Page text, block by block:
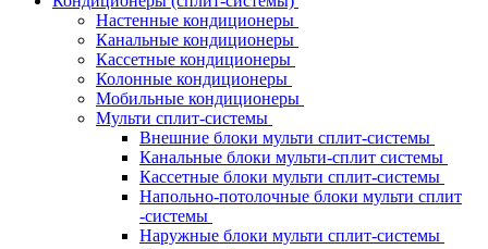
Настенные кондиционеры
Канальные кондиционеры
Кассетные кондиционеры
Колонные кондиционеры
Мобильные кондиционеры
Мульти сплит-системы
Внешние блоки мульти сплит-системы
Канальные блоки мульти-сплит системы
Кассетные блоки мульти сплит-системы
Напольно-потолочные блоки мульти сплит
-системы
Наружные блоки мульти сплит-системы